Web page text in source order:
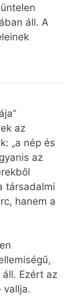
áll. A
az
„a nép és
az
társadalmi
hanem a
Ezért az
vallja.